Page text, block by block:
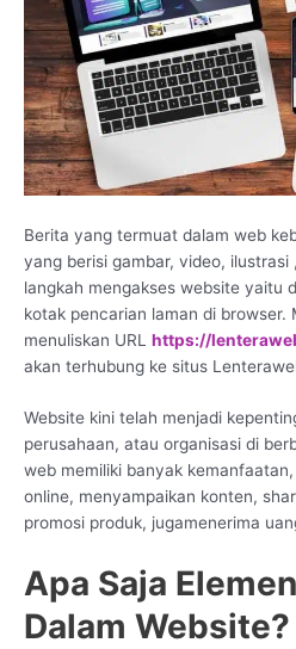
Berita yang termuat dalam web
yang berisi gambar, video,
langkah mengakses website yaitu
kotak pencarian laman di browser.
menuliskan URL https://
akan terhubung ke situs
Website kini telah menjadi
perusahaan, atau organisasi di
web memiliki banyak
online, menyampaikan konten,
promosi produk, jugamenerima
Apa Saja
Dalam Website?